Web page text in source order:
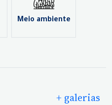
Meio ambiente
+ galerias